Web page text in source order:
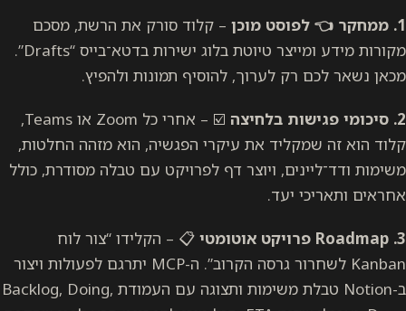
1. ממחקר 👈 לפוסט מוכן
– קלוד סורק את הרשת, מסכם
מקורות מידע ומייצר טיוטת בלוג ישירות בדטא־בייס “Drafts”.
מכאן נשאר לכם רק לערוך, להוסיף תמונות ולהפיץ.
2. סיכומי פגישות בלחיצה
☑️ – אחרי כל Zoom או Teams,
קלוד הוא זה שמקליד את עיקרי הפגשיה, הוא מזהה החלטות,
משימות ודד־ליינים, ויוצר דף לפרויקט עם טבלה מסודרת, כולל
אחראים ותאריכי יעד.
3. Roadmap פרויקט אוטומטי
📋 – הקלידו “צור לוח
Kanban לשחרור גרסה הקרוב”. ה-MCP יתרגם לפעולות ויצור
ב-Notion טבלת משימות ותצוגה עם העמודת Backlog, Doing,